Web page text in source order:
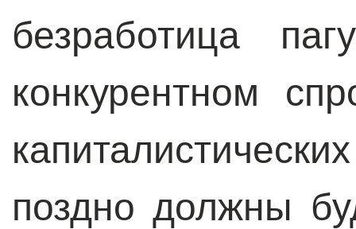
безработица
конкурентном
поздно должны